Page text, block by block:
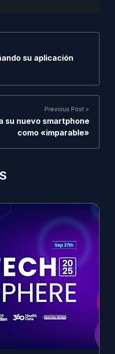
su aplicación
Previous Post >
su nuevo smartphone
como «imparable»